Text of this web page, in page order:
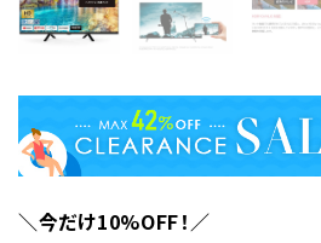
＼今だけ10%OFF！／